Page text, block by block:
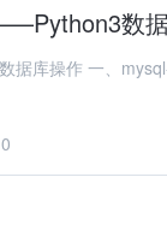
数
库操作 一、